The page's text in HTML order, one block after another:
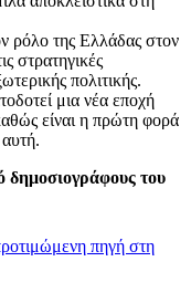
ρόλο της Ελλάδας στον
στρατηγικές
πολιτικής.
μια νέα εποχή
είναι η πρώτη φορά
δημοσιογράφους του
πηγή στη